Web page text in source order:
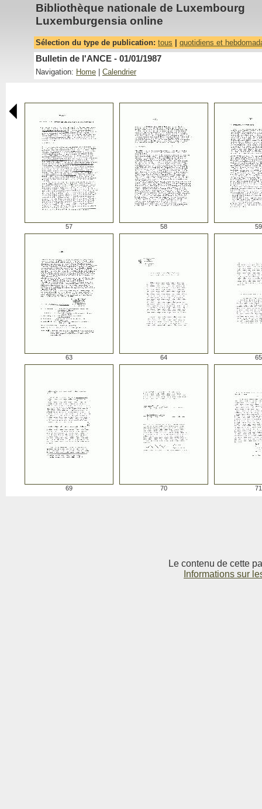
Bibliothèque nationale de Luxembourg
Luxemburgensia online
Sélection du type de publication: tous quotidiens et
Bulletin de l'ANCE - 01/01/1987
Navigation: Home Calendrier
57 58 59
63 64 65
69 70 71
Le contenu de cette
Informations sur